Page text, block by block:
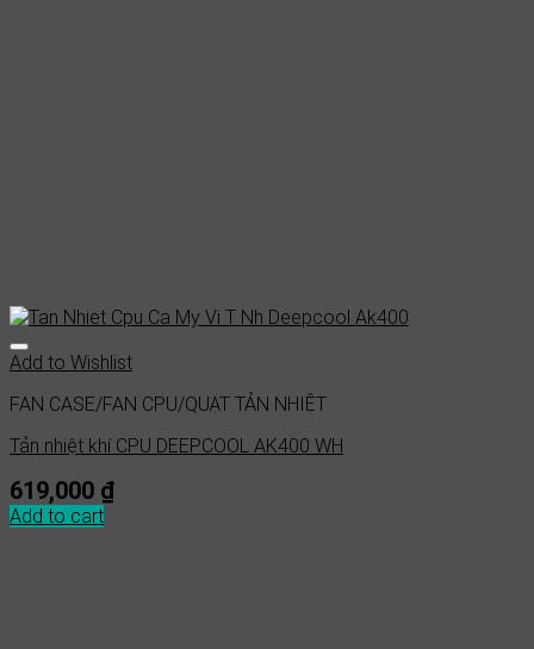
Add to Wishlist
FAN CASE/FAN CPU/QUẠT TẢN NHIỆT
Tản nhiệt khí CPU DEEPCOOL AK400 WH
619,000 ₫
Add to cart